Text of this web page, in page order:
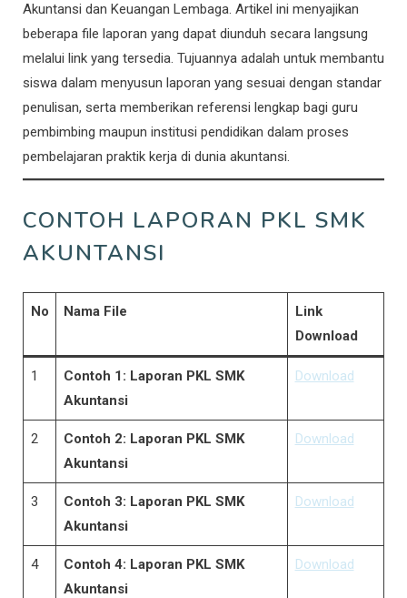
Akuntansi dan Keuangan Lembaga. Artikel ini menyajikan
beberapa file laporan yang dapat diunduh secara langsung
melalui link yang tersedia. Tujuannya adalah untuk membantu
siswa dalam menyusun laporan yang sesuai dengan standar
penulisan, serta memberikan referensi lengkap bagi guru
pembimbing maupun institusi pendidikan dalam proses
pembelajaran praktik kerja di dunia akuntansi.
CONTOH LAPORAN PKL SMK
AKUNTANSI
No Nama File
Link
Download
1
Contoh 1: Laporan PKL SMK
Akuntansi
Download
2
Contoh 2: Laporan PKL SMK
Akuntansi
Download
3
Contoh 3: Laporan PKL SMK
Akuntansi
Download
4
Contoh 4: Laporan PKL SMK
Akuntansi
Download